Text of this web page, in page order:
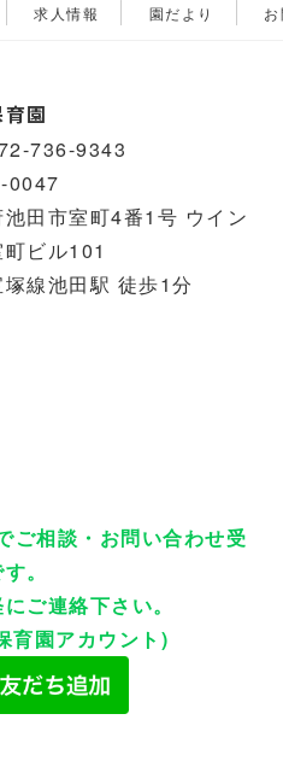
求人情報 園だより
園
736-9343
0047
池田市室町4番1号 ウイン
ビル101
塚線池田駅 徒歩1分
ご相談・お問い合わせ受
。
ご連絡下さい。
育園アカウント)